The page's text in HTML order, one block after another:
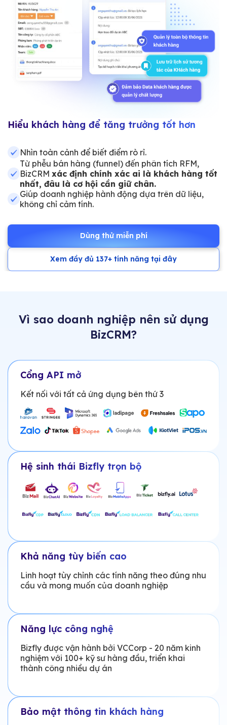
Hiểu khách hàng để tăng trưởng tốt hơn
Nhìn toàn cảnh để biết điểm rò rỉ.
Từ phễu bán hàng (funnel) đến phân tích RFM,
BizCRM xác định chính xác ai là khách hàng tốt
nhất, đâu là cơ hội cần giữ chân.
Giúp doanh nghiệp hành động dựa trên dữ liệu,
không chỉ cảm tính.
Dùng thử miễn phí
Xem đầy đủ 137+ tính năng tại đây
Vì sao doanh nghiệp nên sử dụng
BizCRM?
Cổng API mở
Kết nối với tất cả ứng dụng bên thứ 3
Hệ sinh thái Bizfly trọn bộ
Khả năng tùy biến cao
Linh hoạt tùy chỉnh các tính năng theo đúng nhu
cầu và mong muốn của doanh nghiệp
Năng lực công nghệ
Bizfly được vận hành bởi VCCorp - 20 năm kinh
nghiệm với 100+ kỹ sư hàng đầu, triển khai
thành công nhiều dự án
Bảo mật thông tin khách hàng